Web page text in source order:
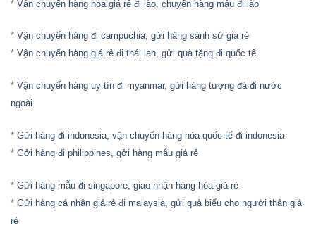
* Vận chuyển hàng hóa giá rẻ đi lào, chuyển hàng mẫu đi lào
* Vận chuyển hàng đi campuchia, gửi hàng sành sứ giá rẻ
* Vận chuyển hàng giá rẻ đi thái lan, gửi quà tặng đi quốc tế
* Vận chuyển hàng uy tín đi myanmar, gửi hàng tượng đá đi nước
ngoài
* Gửi hàng đi indonesia, vận chuyển hàng hóa quốc tế đi indonesia
* Gởi hàng đi philippines, gởi hàng mẫu giá rẻ
* Gửi hàng mẫu đi singapore, giao nhận hàng hóa giá rẻ
* Gửi hàng cá nhân giá rẻ đi malaysia, gửi quà biếu cho người thân giá
rẻ